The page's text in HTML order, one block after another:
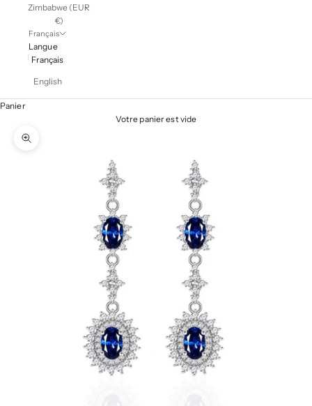
Zimbabwe (EUR
€)
Français
Langue
Français
English
Panier
Votre panier est vide
Zoomer sur l'image